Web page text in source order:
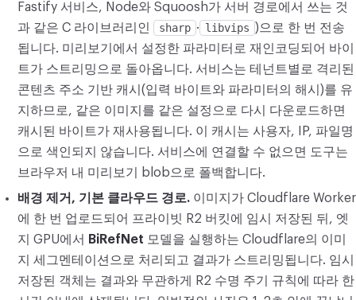
Fastify 서비스, Node와 Squoosh가 서버 경로에서 쓰는 것
과 같은 C 라이브러리인
sharp · libvips )으로 한 번 전송
됩니다. 미리보기에서 설정한 파라미터로 재인코딩되어 바이
트가 스트리밍으로 돌아옵니다. 서비스는 테넌트별로 격리된
콘텐츠 주소 기반 캐시(입력 바이트와 파라미터의 해시)를 유
지하므로, 같은 이미지를 같은 설정으로 다시 다운로드하면
캐시된 바이트가 재사용됩니다. 이 캐시는 사용자, IP, 파일명
으로 색인되지 않습니다. 서비스에 연결할 수 없으면 도구는
브라우저 내 미리보기 blob으로 폴백합니다.
배경 제거, 기본 클라우드 경로. 이미지가 Cloudflare Worker
에 한 번 업로드되어 프라이빗 R2 버킷에 임시 저장된 뒤, 엣
지 GPU에서
BiRefNet 모델을 실행하는 Cloudflare의 이미
지 세그멘테이션으로 처리되고 결과가 스트리밍됩니다. 임시
저장된 객체는 결과와 무관하게 R2 수명 주기 규칙에 따라 한